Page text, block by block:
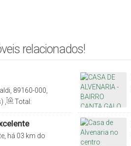
relacionados!
89160-000,
Total:
há 03 km do